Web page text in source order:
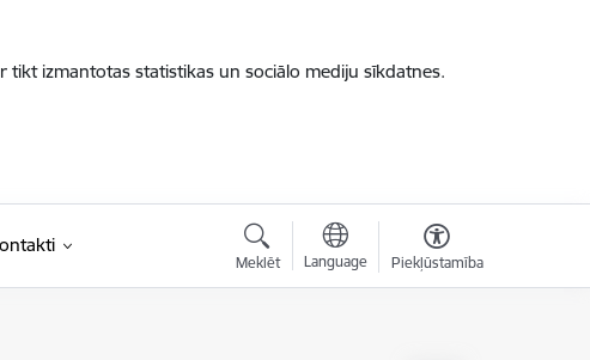
tikt izmantotas statistikas un sociālo mediju sīkdatnes.
Meklēt Language Piekļūstamība